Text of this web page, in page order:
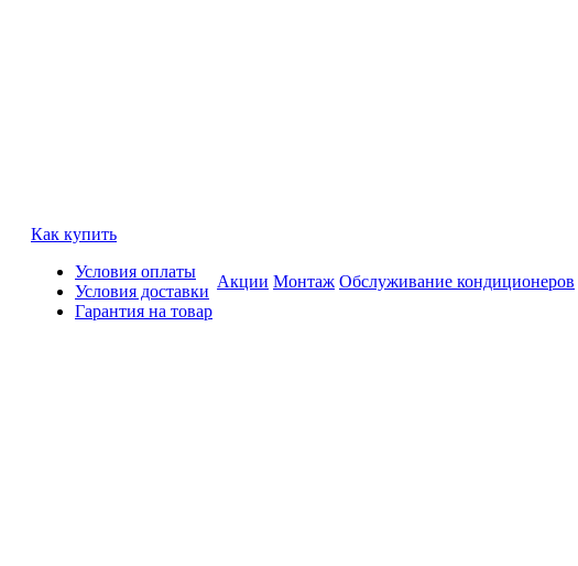
Как купить
Условия оплаты
Условия доставки
Гарантия на товар
Акции Монтаж Обслуживание кондиционеров